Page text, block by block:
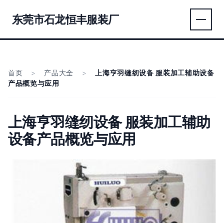
东莞市石龙恒丰服装厂
首页 > 产品大全 >
上海亨羽缝纫设备 服装加工辅助设备
产品概览与应用
上海亨羽缝纫设备 服装加工辅助
设备产品概览与应用